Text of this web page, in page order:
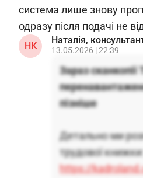
система лише знову
одразу після подачі не
НК
Наталія,
13.05.2026 | 22:39
Зараз
пізніше
Детально ми
трудової
https://